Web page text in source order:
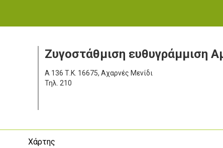
Zυγοστάθμιση ευθυγράμμιση
Α 136 Τ.Κ. 16675, Αχαρνές Μενίδι
Τηλ. 210
Χάρτης